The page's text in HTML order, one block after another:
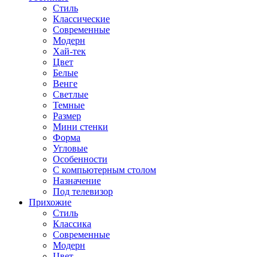
Стиль
Классические
Современные
Модерн
Хай-тек
Цвет
Белые
Венге
Светлые
Темные
Размер
Мини стенки
Форма
Угловые
Особенности
С компьютерным столом
Назначение
Под телевизор
Прихожие
Стиль
Классика
Современные
Модерн